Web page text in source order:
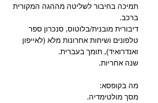
‏תמיכה בחיבור לשליטה מההגה המקורית
ברכב.
‏דיבורית מובנית/בלוטוס, ‏סנכרון ספר
טלפונים ושיחות אחרונות מלא (לאייפון
ואנדרואיד), תומך בעברית.
שנה אחריות.
מה בקופסא:
מסך מולטימדיה.